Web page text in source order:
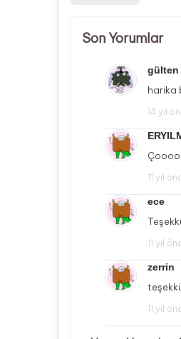
Son Yorumlar
gülten
harika
14 yıl
11 yıl
ece
11 yıl
zerrin
11 yıl